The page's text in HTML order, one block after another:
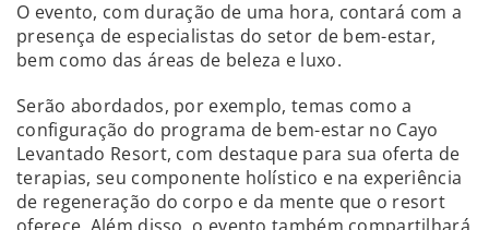
O evento, com duração de uma hora, contará com a
presença de especialistas do setor de bem-estar,
bem como das áreas de beleza e luxo.
Serão abordados, por exemplo, temas como a
configuração do programa de bem-estar no Cayo
Levantado Resort, com destaque para sua oferta de
terapias, seu componente holístico e na experiência
de regeneração do corpo e da mente que o resort
oferece. Além disso, o evento também compartilhará